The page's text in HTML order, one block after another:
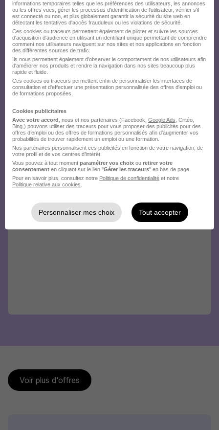
Voir plus d'offres
informations temporaires telles que les préférences des utilisateurs, les annonces
ou les offres vues, gérer les processus d'identification de l'utilisateur, vérifier s'il
est connecté ou non, et plus globalement garantir la sécurité du site web en
détectant les tentatives d'accès frauduleux ou les violations de sécurité.
Ces cookies ou traceurs permettent également de piloter et suivre les sources
d'acquisition d'audience en utilisant un identifiant unique permettant de comprendre
comment nos utilisateurs naviguent sur nos sites et nos applications en fonction
des différentes sources de trafic.
Ils nous permettent également d’observer le comportement de nos utilisateurs afin
d'améliorer nos produits et rendre la navigation dans nos sites beaucoup plus
rapide et fluide.
Ces cookies ou traceurs permettent enfin de personnaliser les interfaces de
consultation et d'effectuer une présentation personnalisée des offres d'emploi ou
de formations proposées.
Cookies publicitaires
Avec votre accord , nous et nos partenaires (Facebook, Google Ads , Critéo,
Bing,) pouvons utiliser des traceurs pour vous proposer des publicités pour des
offres d’emploi ou des offres de formations personnalisés afin d’augmenter vos
probabilités de trouver rapidement un emploi ou une formation.
Nos partenaires personnalisent ces publicités en fonction de votre navigation, de
votre profil et de vos centres d’intérêt.
Vous pouvez à tout moment paramétrer vos choix ou retirer votre
consentement en cliquant sur le lien "Gérer les traceurs" en bas de page.
Pour en savoir plus, consultez notre Politique de confidentialité et notre
Politique relative aux cookies
Personnaliser mes choix Tout accepter